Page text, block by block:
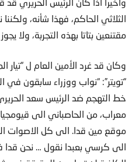
الثلاثي الحاكم، فهذا شأنه،
مقتنعين بتاتا بهذه التجربة، ولا
وكان قد غرد الأمين العام ل “تيار
“تويتر”: “نواب ووزراء سابقون في
خط التهجم ضد الرئيس سعد
معراب، من الحاصباني الى
موقع مين قدا. الى كل الاصوات
الى كرسي بعبدا نقول … نحن قدا